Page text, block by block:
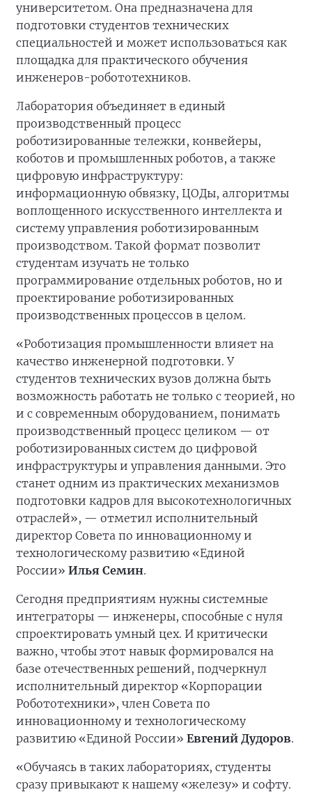
университетом. Она предназначена для
подготовки студентов технических
специальностей и может использоваться как
площадка для практического обучения
инженеров-робототехников.
Лаборатория объединяет в единый
производственный процесс
роботизированные тележки, конвейеры,
коботов и промышленных роботов, а также
цифровую инфраструктуру:
информационную обвязку, ЦОДы, алгоритмы
воплощенного искусственного интеллекта и
систему управления роботизированным
производством. Такой формат позволит
студентам изучать не только
программирование отдельных роботов, но и
проектирование роботизированных
производственных процессов в целом.
«Роботизация промышленности влияет на
качество инженерной подготовки. У
студентов технических вузов должна быть
возможность работать не только с теорией, но
и с современным оборудованием, понимать
производственный процесс целиком — от
роботизированных систем до цифровой
инфраструктуры и управления данными. Это
станет одним из практических механизмов
подготовки кадров для высокотехнологичных
отраслей», — отметил исполнительный
директор Совета по инновационному и
технологическому развитию «Единой
России» Илья Семин.
Сегодня предприятиям нужны системные
интеграторы — инженеры, способные с нуля
спроектировать умный цех. И критически
важно, чтобы этот навык формировался на
базе отечественных решений, подчеркнул
исполнительный директор «Корпорации
Робототехники», член Совета по
инновационному и технологическому
развитию «Единой России» Евгений Дудоров.
«Обучаясь в таких лабораториях, студенты
сразу привыкают к нашему «железу» и софту.